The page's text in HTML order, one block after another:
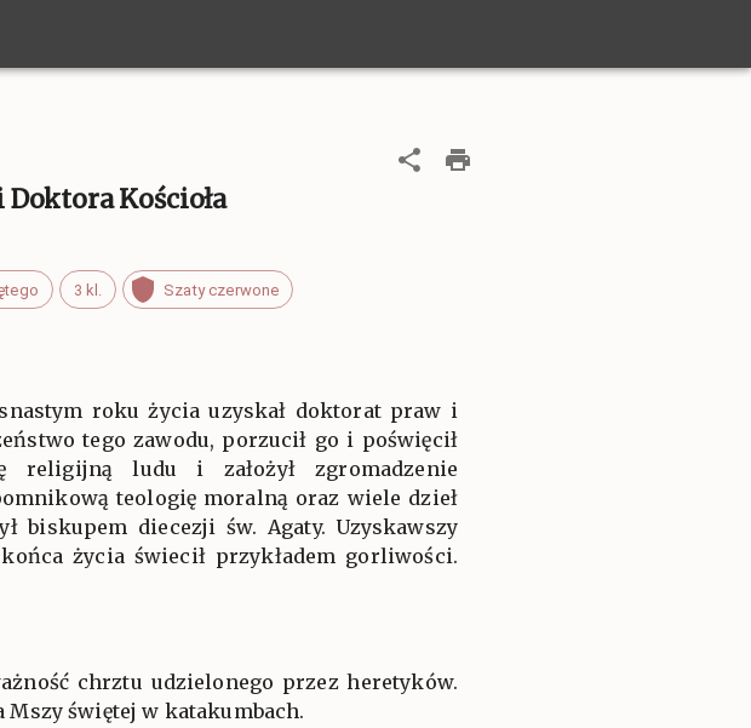
Kościoła
3 kl. Szaty czerwone
roku życia uzyskał doktorat praw i
tego zawodu, porzucił go i poświęcił
religijną ludu i założył zgromadzenie
teologię moralną oraz wiele dzieł
biskupem diecezji św. Agaty. Uzyskawszy
życia świecił przykładem gorliwości.
chrztu udzielonego przez heretyków.
Mszy świętej w katakumbach.